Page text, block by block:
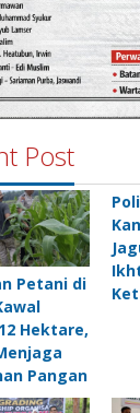
Post
Petani di
Hektare,
Pangan